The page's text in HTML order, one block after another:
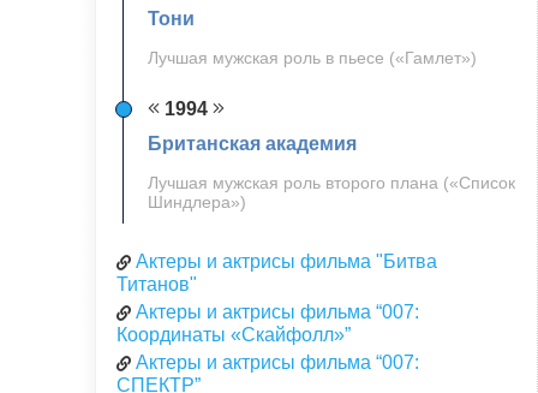
Тони
Лучшая мужская роль в пьесе («Гамлет»)
1994
Британская академия
Лучшая мужская роль второго плана («Список
Шиндлера»)
Актеры и актрисы фильма "Битва
Титанов"
Актеры и актрисы фильма “007:
Координаты «Скайфолл»”
Актеры и актрисы фильма “007:
СПЕКТР”